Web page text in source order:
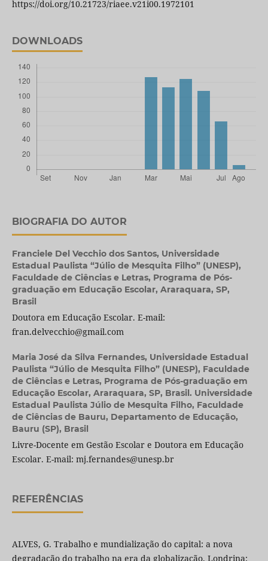
https://doi.org/10.21723/riaee.v21i00.1972101
DOWNLOADS
BIOGRAFIA DO AUTOR
Franciele Del Vecchio dos Santos, Universidade
Estadual Paulista “Júlio de Mesquita Filho” (UNESP),
Faculdade de Ciências e Letras, Programa de Pós-
graduação em Educação Escolar, Araraquara, SP,
Brasil
Doutora em Educação Escolar. E-mail:
fran.delvecchio@gmail.com
Maria José da Silva Fernandes, Universidade Estadual
Paulista “Júlio de Mesquita Filho” (UNESP), Faculdade
de Ciências e Letras, Programa de Pós-graduação em
Educação Escolar, Araraquara, SP, Brasil. Universidade
Estadual Paulista Júlio de Mesquita Filho, Faculdade
de Ciências de Bauru, Departamento de Educação,
Bauru (SP), Brasil
Livre-Docente em Gestão Escolar e Doutora em Educação
Escolar. E-mail: mj.fernandes@unesp.br
REFERÊNCIAS
ALVES, G. Trabalho e mundialização do capital: a nova
degradação do trabalho na era da globalização. Londrina: